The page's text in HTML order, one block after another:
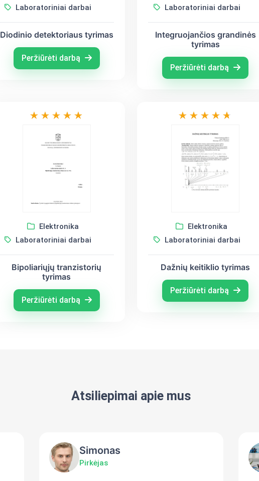
Laboratoriniai darbai
Diodinio detektoriaus tyrimas
Peržiūrėti darbą
Laboratoriniai darbai
Integruojančios grandinės
tyrimas
Peržiūrėti darbą
Elektronika
Laboratoriniai darbai
Bipoliariųjų tranzistorių
tyrimas
Peržiūrėti darbą
Elektronika
Laboratoriniai darbai
Dažnių keitiklio tyrimas
Peržiūrėti darbą
Atsiliepimai apie mus
Simonas
Pirkėjas